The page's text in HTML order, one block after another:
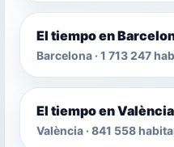
El tiempo en
Barcelona · 1 713 247
El tiempo en València
València · 841 558